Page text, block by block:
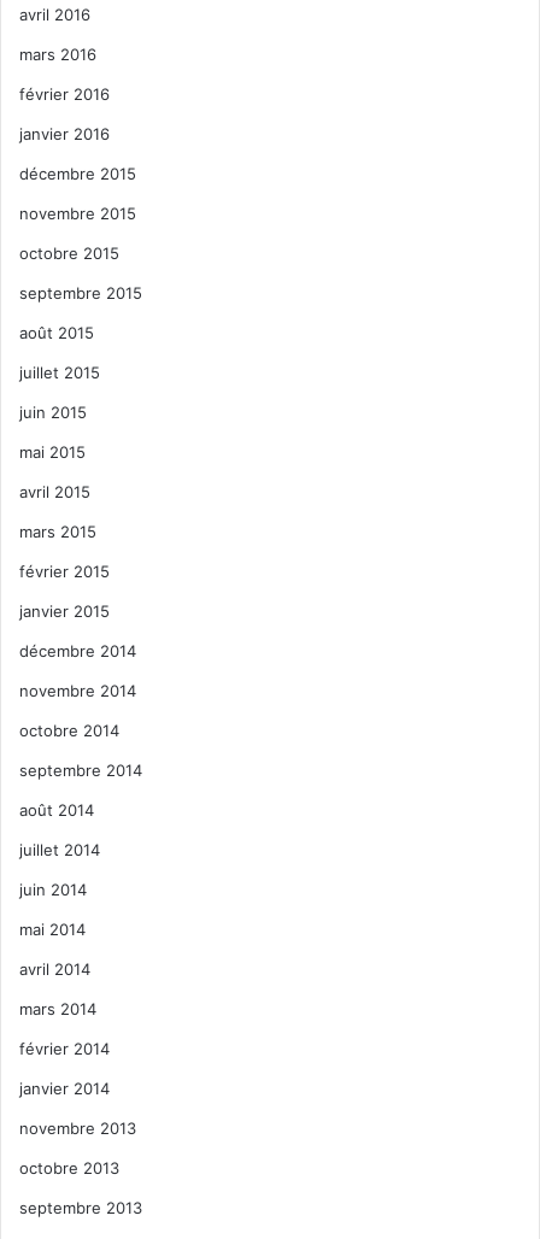
avril 2016
mars 2016
février 2016
janvier 2016
décembre 2015
novembre 2015
octobre 2015
septembre 2015
août 2015
juillet 2015
juin 2015
mai 2015
avril 2015
mars 2015
février 2015
janvier 2015
décembre 2014
novembre 2014
octobre 2014
septembre 2014
août 2014
juillet 2014
juin 2014
mai 2014
avril 2014
mars 2014
février 2014
janvier 2014
novembre 2013
octobre 2013
septembre 2013